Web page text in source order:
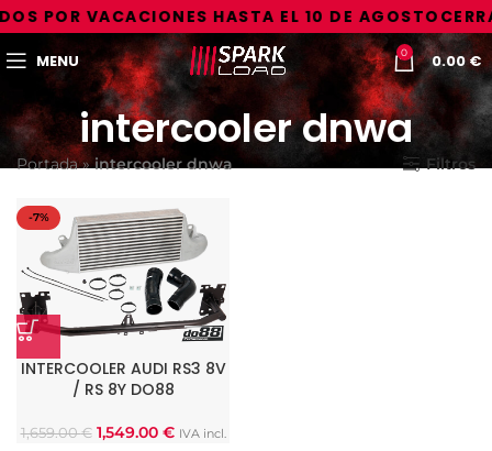
POR VACACIONES HASTA EL 10 DE AGOSTO
MENU 0 0.00€
intercooler dnwa
Portada»intercooler dnwa Filtros
-7%
INTERCOOLER AUDI RS3 8V
/ RS 8Y DO88
1,659.00€ 1,549.00 € IVA incl.